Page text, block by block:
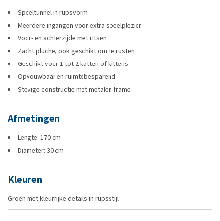
Speeltunnel in rupsvorm
Meerdere ingangen voor extra speelplezier
Voor- en achterzijde met ritsen
Zacht pluche, ook geschikt om te rusten
Geschikt voor 1 tot 2 katten of kittens
Opvouwbaar en ruimtebesparend
Stevige constructie met metalen frame
Afmetingen
Lengte: 170 cm
Diameter: 30 cm
Kleuren
Groen met kleurrijke details in rupsstijl